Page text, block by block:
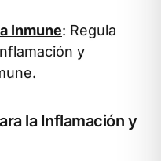
Inmune: Regula
y
la Inflamación y